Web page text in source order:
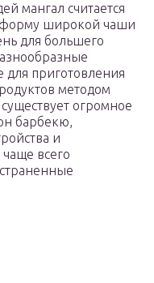
мангал считается
широкой чаши
для большего
для приготовления
методом
огромное
барбекю,
и
всего